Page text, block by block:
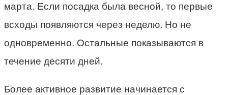
марта. Если посадка была весной, то первые
всходы появляются через неделю. Но не
одновременно. Остальные показываются в
течение десяти дней.
Более активное развитие начинается с